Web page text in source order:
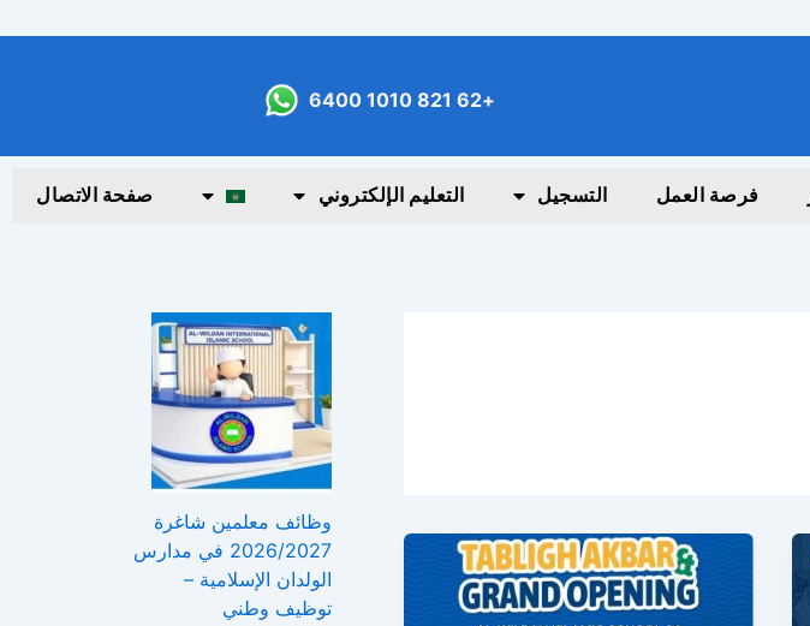
+62 821 1010 6400
فرصة العمل التسجيل التعليم الإلكتروني صفحة الاتصال
وظائف معلمين شاغرة
2026/2027 في مدارس
الولدان الإسلامية –
توظيف وطني